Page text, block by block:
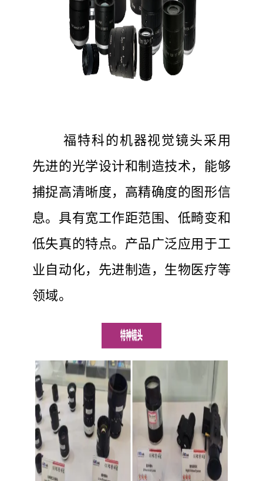
福特科的机器视觉镜头采用
先进的光学设计和制造技术，能够
捕捉高清晰度，高精确度的图形信
息。具有宽工作距范围、低畸变和
低失真的特点。产品广泛应用于工
业自动化，先进制造，生物医疗等
领域。